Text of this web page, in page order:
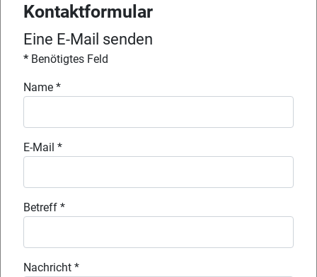
Kontaktformular
Eine E-Mail senden
* Benötigtes Feld
Name *
E-Mail *
Betreff *
Nachricht *